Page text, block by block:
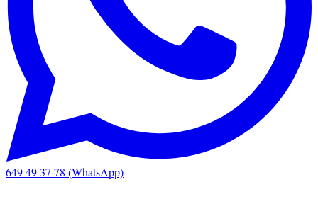
649 49 37 78 (WhatsApp)